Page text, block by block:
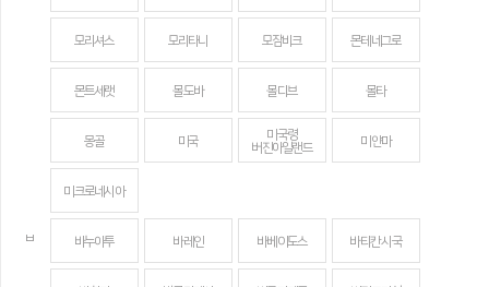
모리셔스 모리타니 모잠비크 몬테네그로
몬트세랫 몰도바 몰디브 몰타
몽골 미국
미국령
버진아일랜드
미얀마
미크로네시아
ㅂ 바누아투 바레인 바베이도스 바티칸 시국